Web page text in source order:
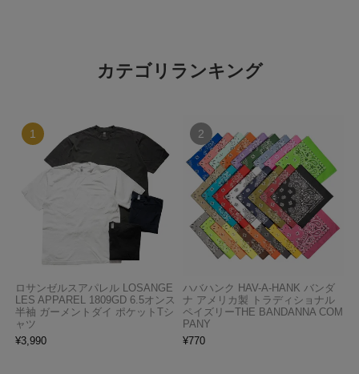
カテゴリランキング
ロサンゼルスアパレル LOSANGE
LES APPAREL 1809GD 6.5オンス
半袖 ガーメントダイ ポケットTシ
ャツ
¥3,990
ハバハンク HAV-A-HANK バンダ
ナ アメリカ製 トラディショナル
ペイズリーTHE BANDANNA COM
PANY
¥770